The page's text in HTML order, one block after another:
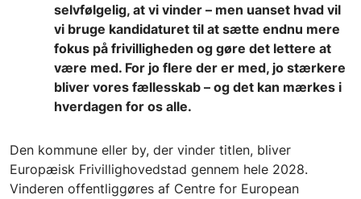
selvfølgelig, at vi vinder – men uanset hvad vil
vi bruge kandidaturet til at sætte endnu mere
fokus på frivilligheden og gøre det lettere at
være med. For jo flere der er med, jo stærkere
bliver vores fællesskab – og det kan mærkes i
hverdagen for os alle.
Den kommune eller by, der vinder titlen, bliver
Europæisk Frivillighovedstad gennem hele 2028.
Vinderen offentliggøres af Centre for European